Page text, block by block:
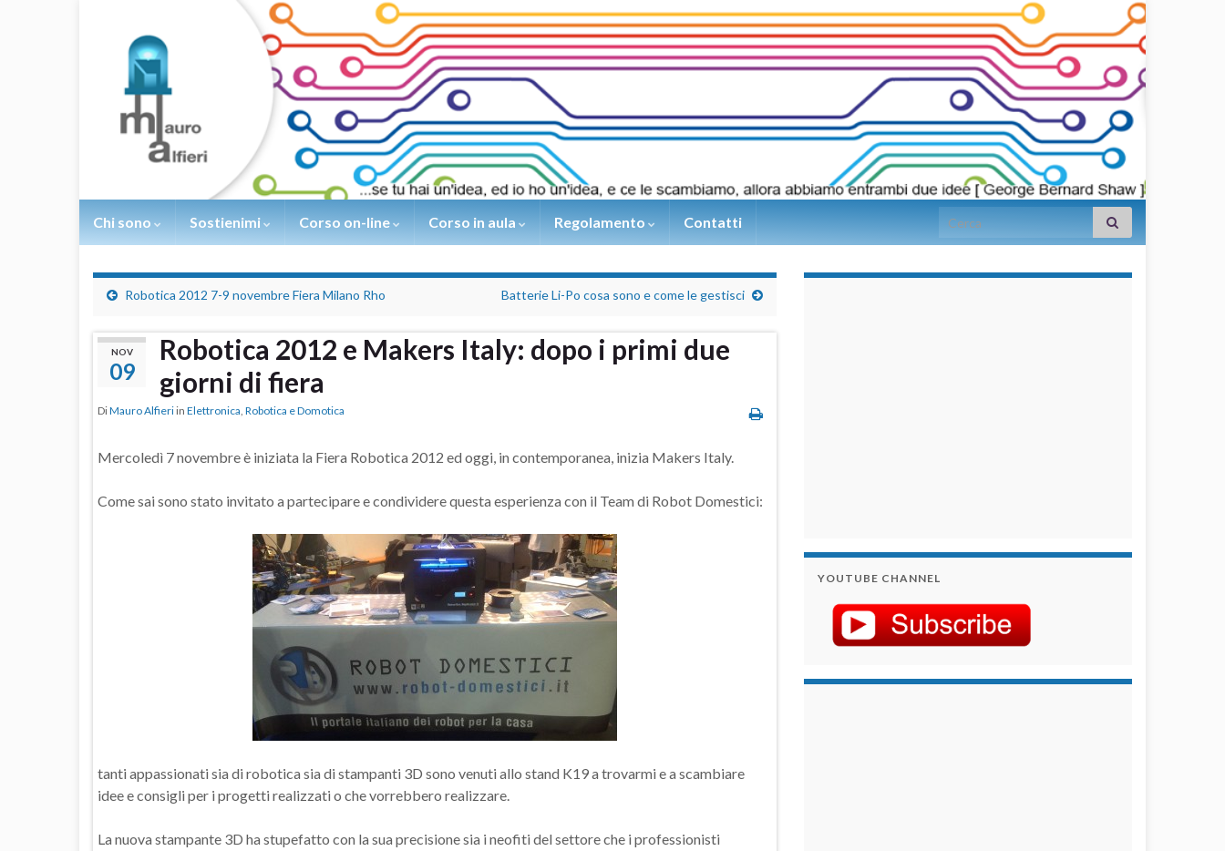
Chi sono Sostienimi Corso on-line Corso in aula Regolamento Contatti Search for:
Robotica 2012 7-9 novembre Fiera Milano Rho Batterie Li-Po cosa sono e come le gestisci
NOV
09
Robotica 2012 e Makers Italy: dopo i primi due
giorni di fiera
DiMauro Alfieri in Elettronica, Robotica e Domotica
Mercoledì 7 novembre è iniziata la Fiera Robotica 2012 ed oggi, in contemporanea, inizia Makers Italy.
Come sai sono stato invitato a partecipare e condividere questa esperienza con il Team di Robot Domestici:
tanti appassionati sia di robotica sia di stampanti 3D sono venuti allo stand K19 a trovarmi e a scambiare
idee e consigli per i progetti realizzati o che vorrebbero realizzare.
La nuova stampante 3D ha stupefatto con la sua precisione sia i neofiti del settore che i professionisti
YOUTUBE CHANNEL